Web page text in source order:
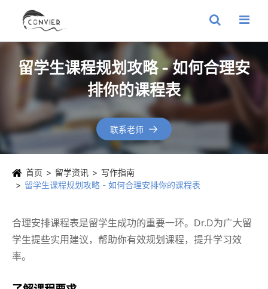
留学生课程规划攻略 - 如何合理安
排你的课程表
联系老师 
首页 留学资讯
写作指南
留学生课程规划攻略 - 如何合理安排你的课程表
合理安排课程表是留学生成功的重要一环。Dr.D为广大留
学生提些实用建议，帮助你有效规划课程，提升学习效
率。